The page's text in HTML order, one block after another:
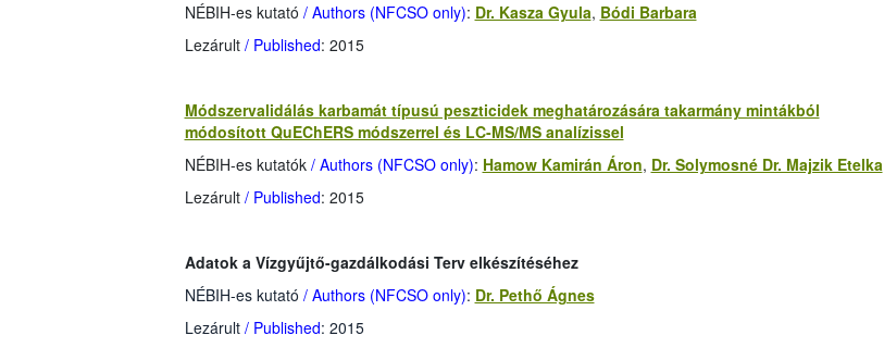
NÉBIH-es kutató / Authors (NFCSO only): Dr. Kasza Gyula, Bódi Barbara
Lezárult/ Published: 2015
Módszervalidálás karbamát típusú peszticidek meghatározására takarmány mintákból
módosított QuEChERS módszerrel és LC-MS/MS analízissel
NÉBIH-es kutatók/ Authors (NFCSO only): Hamow Kamirán Áron, Dr. Solymosné Dr. Majzik Etelka
Lezárult/ Published: 2015
Adatok a Vízgyűjtő-gazdálkodási Terv elkészítéséhez
NÉBIH-es kutató / Authors (NFCSO only): Dr. Pethő Ágnes
Lezárult/ Published: 2015